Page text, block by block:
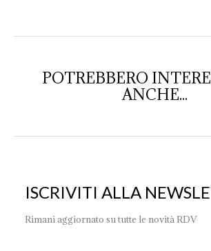
POTREBBERO
ANCHE...
ISCRIVITI ALLA
Rimani aggiornato su tutte le novità RDV